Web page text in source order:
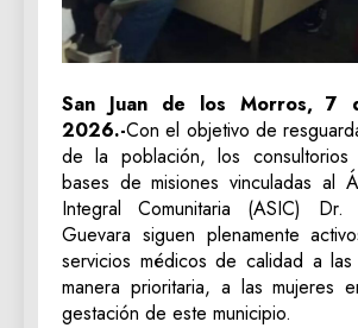
San Juan de los Morros, 7
2026.-Con el objetivo de
de la población, los
bases de misiones vinculadas al
Integral Comunitaria (ASIC) Dr.
Guevara siguen plenamente
servicios médicos de calidad a
manera prioritaria, a las mujeres
gestación de este municipio.